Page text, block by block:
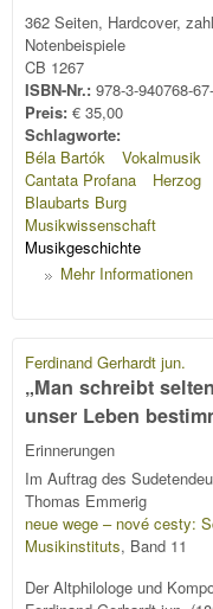
362 Seiten, Hardcover,
Notenbeispiele
CB 1267
ISBN-Nr.: 978-3-940768-
Preis: € 35,00
Schlagworte:
Béla Bartók
Vokalmusik
Cantata Profana
Herzog
Blaubarts Burg
Musikwissenschaft
Musikgeschichte
Mehr Informationen
Ferdinand Gerhardt jun.
„Man schreibt
unser Leben
Erinnerungen
Im Auftrag des
Thomas Emmerig
neue wege – nové cesty:
Musikinstituts, Band 11
Der Altphilologe und